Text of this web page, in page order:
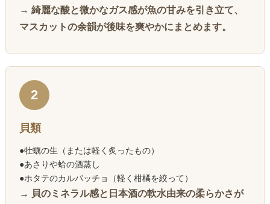
→ 綺麗な酸と微かなガス感が魚の甘みを引き立て、
マスカットの余韻が後味を爽やかにまとめます。
2
貝類
●牡蠣の生（または軽く炙ったもの）
●あさりや蛤の酒蒸し
●ホタテのカルパッチョ（軽く柑橘を絞って）
→ 貝のミネラル感と日本酒の軟水由来の柔らかさが